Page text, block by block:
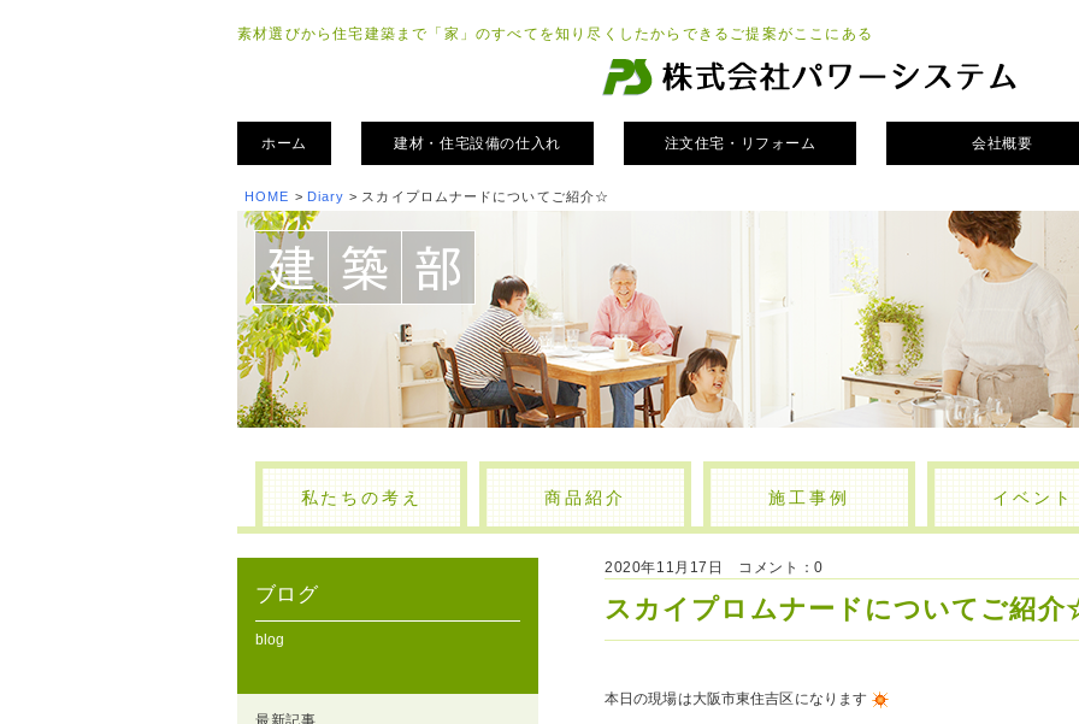
素材選びから住宅建築まで「家」のすべてを知り尽くしたからできるご提案がここにある
ホーム 建材・住宅設備の仕入れ 注文住宅・リフォーム 会社概要
HOME > Diary > スカイプロムナードについてご紹介☆
私たちの考え 商品紹介 施工事例 イベント
ブログ
blog
最新記事
2020年11月17日 コメント：0
スカイプロムナードについてご紹
本日の現場は大阪市東住吉区になります